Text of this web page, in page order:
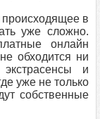
происходящее в
уже сложно.
онлайн
обходится ни
и
уже не только
собственные